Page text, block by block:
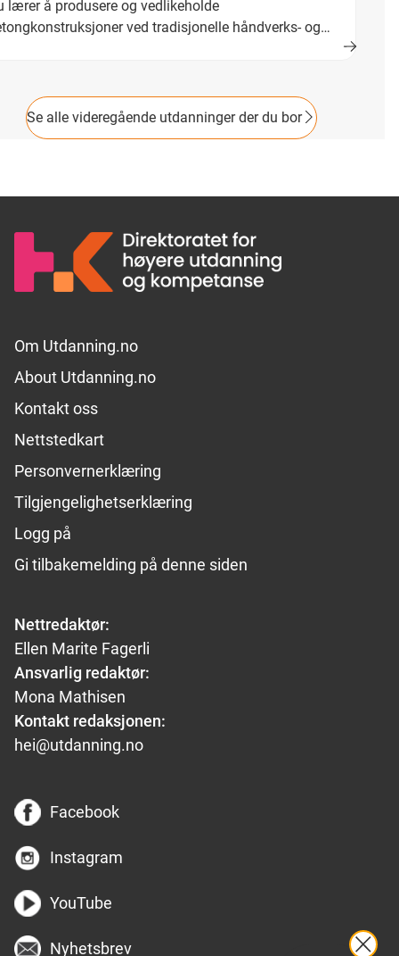
lærer å produsere og vedlikeholde
ved tradisjonelle håndverks- og
Se alle videregående utdanninger der du bor
Footer links
Om Utdanning.no
About Utdanning.no
Kontakt oss
Nettstedkart
Personvernerklæring
Tilgjengelighetserklæring
Logg på
Gi tilbakemelding på denne siden
Nettredaktør:
Ellen Marite Fagerli
Ansvarlig redaktør:
Mona Mathisen
Kontakt redaksjonen:
hei@utdanning.no
Facebook
Instagram
YouTube
Nyhetsbrev